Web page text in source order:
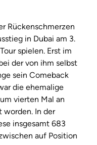
Rückenschmerzen
in Dubai am 3.
spielen. Erst im
der von ihm selbst
sein Comeback
die ehemalige
vierten Mal an
worden. In der
insgesamt 683
auf Position